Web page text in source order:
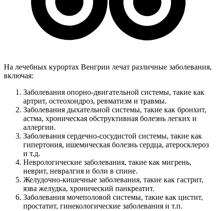
На лечебных курортах Венгрии лечат различные заболевания,
включая:
Заболевания опорно-двигательной системы, такие как
артрит, остеохондроз, ревматизм и травмы.
Заболевания дыхательной системы, такие как бронхит,
астма, хроническая обструктивная болезнь легких и
аллергии.
Заболевания сердечно-сосудистой системы, такие как
гипертония, ишемическая болезнь сердца, атеросклероз
и т.д.
Неврологические заболевания, такие как мигрень,
неврит, невралгия и боли в спине.
Желудочно-кишечные заболевания, такие как гастрит,
язва желудка, хронический панкреатит.
Заболевания мочеполовой системы, такие как цистит,
простатит, гинекологические заболевания и т.п.